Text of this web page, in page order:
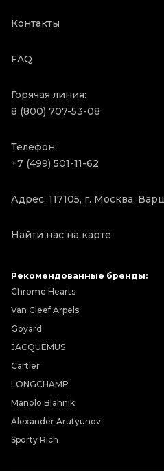
Контакты
FAQ
Горячая линия:
8 (800) 707-53-08
Телефон:
+7 (499) 501-11-62
Адрес: 117105, г. Москва,
Найти нас на карте
Рекомендованные бренды:
Chrome Hearts
Van Cleef Arpels
Goyard
JACQUEMUS
Cartier
LONGCHAMP
Manolo Blahnik
Alexander Arutyunov
Sporty Rich